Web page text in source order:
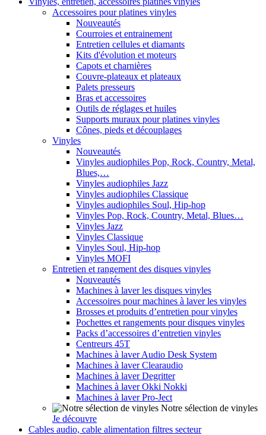
Accessoires pour platines vinyles
Nouveautés
Courroies et entrainement
Entretien cellules et diamants
Kits d'évolution et moteurs
Capots et charnières
Couvre-plateaux et plateaux
Palets presseurs
Bras et accessoires
Outils de réglages et huiles
Supports muraux pour platines vinyles
Cônes, pieds et découplages
Vinyles
Nouveautés
Vinyles audiophiles Pop, Rock, Country, Metal,
Blues,…
Vinyles audiophiles Jazz
Vinyles audiophiles Classique
Vinyles audiophiles Soul, Hip-hop
Vinyles Pop, Rock, Country, Metal, Blues…
Vinyles Jazz
Vinyles Classique
Vinyles Soul, Hip-hop
Vinyles MOFI
Entretien et rangement des disques vinyles
Nouveautés
Machines à laver les disques vinyles
Accessoires pour machines à laver les vinyles
Brosses et produits d’entretien pour vinyles
Pochettes et rangements pour disques vinyles
Packs d’accessoires d’entretien vinyles
Centreurs 45T
Machines à laver Audio Desk System
Machines à laver Clearaudio
Machines à laver Degritter
Machines à laver Okki Nokki
Machines à laver Pro-Ject
Notre sélection de vinyles
Je découvre
Cables audio, cable alimentation filtres secteur